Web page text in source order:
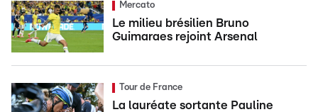
Mercato
Le milieu brésilien Bruno
Guimaraes rejoint Arsenal
Tour de France
La lauréate sortante Pauline